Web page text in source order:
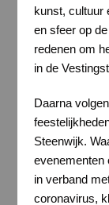
kunst, cultuur
en sfeer op
redenen om
in de
Daarna
Steenwijk.
evenementen
in verband
coronavirus,